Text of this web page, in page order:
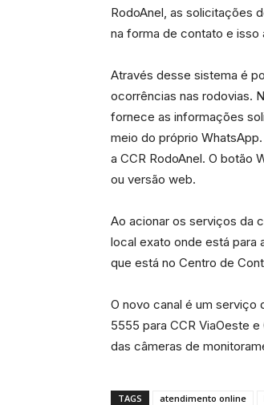
RodoAnel, as solicitações
na forma de contato e isso
Através desse sistema é
ocorrências nas rodovias.
fornece as informações
meio do próprio
a CCR RodoAnel. O botão
ou versão web.
Ao acionar os serviços da
local exato onde está para
que está no Centro de
O novo canal é um serviço
5555 para CCR ViaOeste
das câmeras de
TAGS atendimento online